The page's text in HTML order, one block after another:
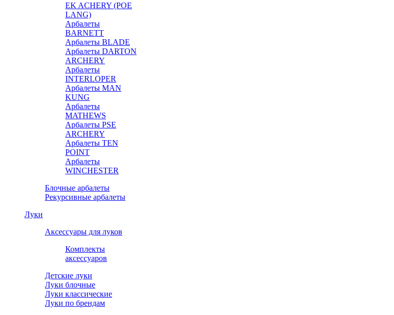
EK ACHERY (POE
LANG)
Арбалеты
BARNETT
Арбалеты BLADE
Арбалеты DARTON
ARCHERY
Арбалеты
INTERLOPER
Арбалеты MAN
KUNG
Арбалеты
MATHEWS
Арбалеты PSE
ARCHERY
Арбалеты TEN
POINT
Арбалеты
WINCHESTER
Блочные арбалеты
Рекурсивные арбалеты
Луки
Аксессуары для луков
Комплекты
аксессуаров
Детские луки
Луки блочные
Луки классические
Луки по брендам